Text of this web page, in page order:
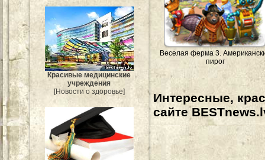
Красивые медицинские
учреждения
[Новости о здоровье]
Веселая ферма 3.
пирог
Интересные,
сайте